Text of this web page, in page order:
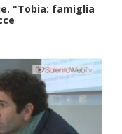
"Tobia: famiglia